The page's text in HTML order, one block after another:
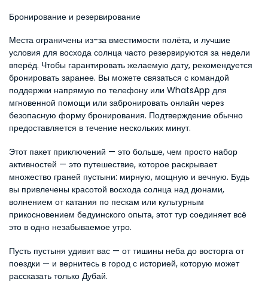
Бронирование и резервирование
Места ограничены из-за вместимости полёта, и лучшие
условия для восхода солнца часто резервируются за недели
вперёд. Чтобы гарантировать желаемую дату, рекомендуется
бронировать заранее. Вы можете связаться с командой
поддержки напрямую по телефону или WhatsApp для
мгновенной помощи или забронировать онлайн через
безопасную форму бронирования. Подтверждение обычно
предоставляется в течение нескольких минут.
Этот пакет приключений — это больше, чем просто набор
активностей — это путешествие, которое раскрывает
множество граней пустыни: мирную, мощную и вечную. Будь
вы привлечены красотой восхода солнца над дюнами,
волнением от катания по пескам или культурным
прикосновением бедуинского опыта, этот тур соединяет всё
это в одно незабываемое утро.
Пусть пустыня удивит вас — от тишины неба до восторга от
поездки — и вернитесь в город с историей, которую может
рассказать только Дубай.